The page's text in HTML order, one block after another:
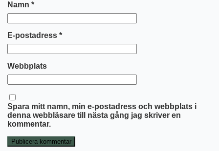
Namn *
E-postadress *
Webbplats
Spara mitt namn, min e-postadress och webbplats i
denna webbläsare till nästa gång jag skriver en
kommentar.